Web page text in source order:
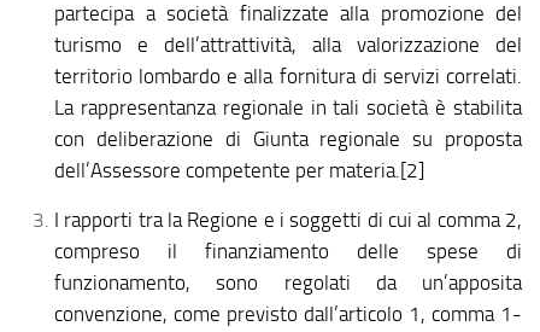
partecipa a società finalizzate alla promozione del
turismo e dell’attrattività, alla valorizzazione del
territorio lombardo e alla fornitura di servizi correlati.
La rappresentanza regionale in tali società è stabilita
con deliberazione di Giunta regionale su proposta
dell’Assessore competente per materia.[2]
I rapporti tra la Regione e i soggetti di cui al comma 2,
compreso il finanziamento delle spese di
funzionamento, sono regolati da un’apposita
convenzione, come previsto dall’articolo 1, comma 1-